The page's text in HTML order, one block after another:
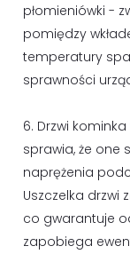
płomieniówki -
pomiędzy
temperatury
sprawności
6. Drzwi
sprawia, że one
naprężenia
Uszczelka drzwi
co gwarantuje
zapobiega